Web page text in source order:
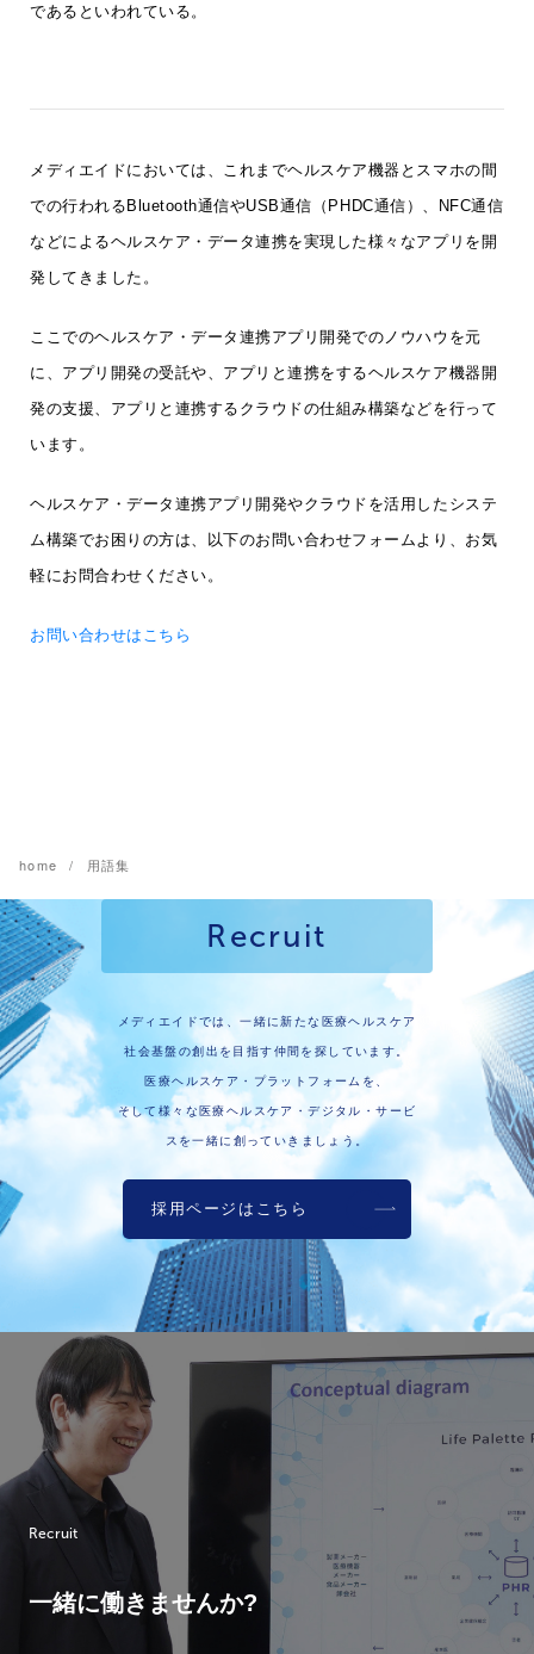
であるといわれている。
メディエイドにおいては、これまでヘルスケア機器とスマホの間
での行われるBluetooth通信やUSB通信（PHDC通信）、NFC通信
などによるヘルスケア・データ連携を実現した様々なアプリを開
発してきました。
ここでのヘルスケア・データ連携アプリ開発でのノウハウを元
に、アプリ開発の受託や、アプリと連携をするヘルスケア機器開
発の支援、アプリと連携するクラウドの仕組み構築などを行って
います。
ヘルスケア・データ連携アプリ開発やクラウドを活用したシステ
ム構築でお困りの方は、以下のお問い合わせフォームより、お気
軽にお問合わせください。
お問い合わせはこちら
home 用語集
Recruit
メディエイドでは、一緒に新たな医療ヘルスケア
社会基盤の創出を目指す仲間を探しています。
医療ヘルスケア・プラットフォームを、
そして様々な医療ヘルスケア・デジタル・サービ
スを一緒に創っていきましょう。
採用ページはこちら
Recruit
一緒に働きませんか?